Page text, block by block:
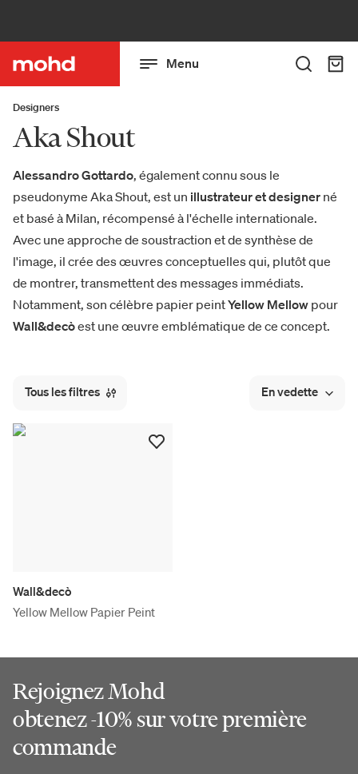
Menu
Designers
Aka Shout
Alessandro Gottardo, également connu sous le
pseudonyme Aka Shout, est un illustrateur et designer né
et basé à Milan, récompensé à l'échelle internationale.
Avec une approche de soustraction et de synthèse de
l'image, il crée des œuvres conceptuelles qui, plutôt que
de montrer, transmettent des messages immédiats.
Notamment, son célèbre papier peintYellow Mellow pour
Wall&decòest une œuvre emblématique de ce concept.
Tous les filtres En vedette
Wall&decò
Yellow Mellow Papier Peint
Rejoignez Mohd
obtenez -10% sur votre première
commande